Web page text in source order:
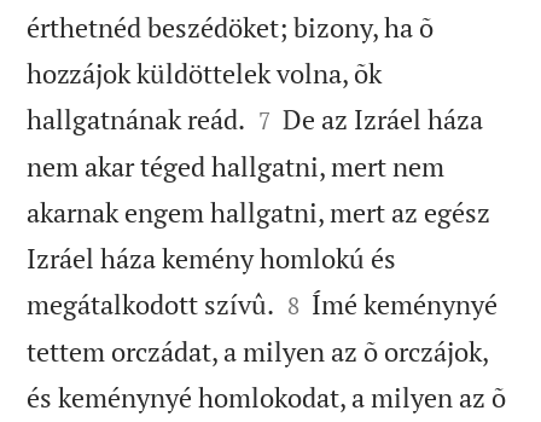
érthetnéd beszédöket; bizony, ha õ
hozzájok küldöttelek volna, õk
hallgatnának reád. 

7 De az Izráel háza
nem akar téged hallgatni, mert nem
akarnak engem hallgatni, mert az egész
Izráel háza kemény homlokú és
megátalkodott szívû. 

8 Ímé keménynyé
tettem orczádat, a milyen az õ orczájok,
és keménynyé homlokodat, a milyen az õ